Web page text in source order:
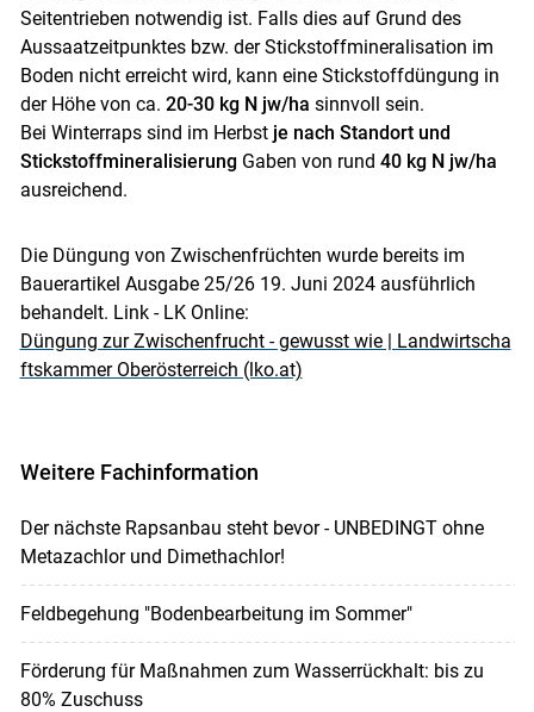
Seitentrieben notwendig ist. Falls dies auf Grund des
Aussaatzeitpunktes bzw. der Stickstoffmineralisation im
Boden nicht erreicht wird, kann eine Stickstoffdüngung in
der Höhe von ca. 20-30 kg N jw/ha sinnvoll sein.
Bei Winterraps sind im Herbst je nach Standort und
StickstoffmineralisierungGaben von rund 40 kg N jw/ha
ausreichend.
Die Düngung von Zwischenfrüchten wurde bereits im
Bauerartikel Ausgabe 25/26 19. Juni 2024 ausführlich
behandelt. Link - LK Online:
Düngung zur Zwischenfrucht - gewusst wie | Landwirtscha
ftskammer Oberösterreich (lko.at)
Weitere Fachinformation
Der nächste Rapsanbau steht bevor - UNBEDINGT ohne
Metazachlor und Dimethachlor!
Feldbegehung "Bodenbearbeitung im Sommer"
Förderung für Maßnahmen zum Wasserrückhalt: bis zu
80% Zuschuss